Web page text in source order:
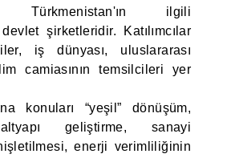
Türkmenistan'ın ilgili
şirketleridir. Katılımcılar
iş dünyası, uluslararası
camiasının temsilcileri yer
konuları “yeşil” dönüşüm,
geliştirme, sanayi
enerji verimliliğinin